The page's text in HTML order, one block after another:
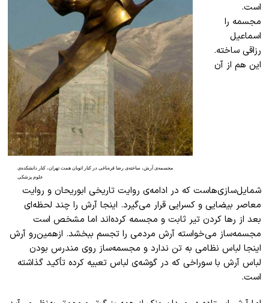
مجسمه‌ی آرش، ساخته‌ی رضا قره‌باغی در کنار اتوبان همت تهران، کنار دانشکده‌ی
علوم پزشکی
است.
مجسمه را
اسماعیل
رزاقی ساخته.
این هم از آن
شمایل‌سازی‌هاست که در ادامه‌ی روایت تاریخی ابوریحان و روایت
معاصر بیضایی و کسرایی قرار می‌گیرد. اینجا آرش را چند لحظه‌ای
بعد از رها کردن تیر ثابت و مجسمه کرده‌اند اما مشخص است
مجسمه‌ساز می‌خواسته آرش مردمی را تجسم ببخشد. ازهمین‌رو آرش
اینجا لباس نظامی به تن ندارد و مجسمه‌ساز روی مندرس بودن
لباس آرش با سوراخی که در گوشه‌ی لباس تعبیه کرده تأکید گذاشته
است.